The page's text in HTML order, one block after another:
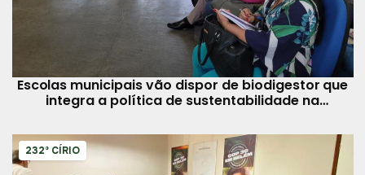
Escolas municipais vão dispor de biodigestor que
integra a política de sustentabilidade na
232º CÍRIO